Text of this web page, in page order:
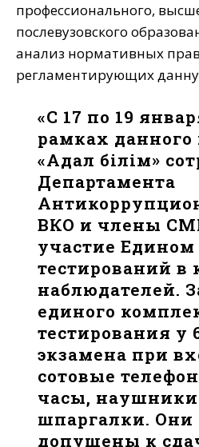
профессионального,
послевузовского
анализ нормативных
регламентирующих
«С 17 по 19
рамках данного
«Адал білім»
Департамента
ВКО и члены
участие
тестирований в
наблюдателей.
единого
тестирования у
экзамена при
сотовые
часы,
шпаргалки. Они
допущены к